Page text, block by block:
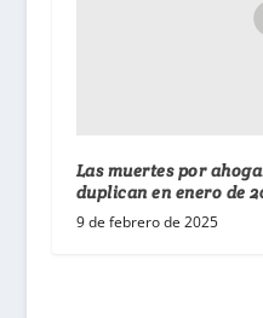
Las muertes por
duplican en enero de
9 de febrero de 2025